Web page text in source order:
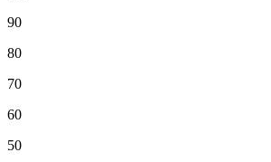
90
80
70
60
50